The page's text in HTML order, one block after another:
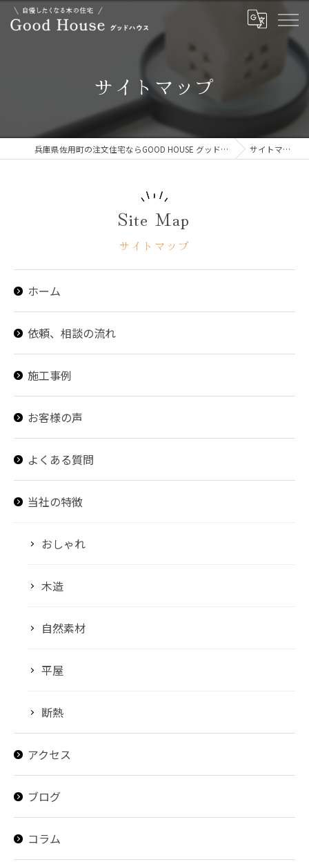
サイトマップ
兵庫県佐用町の注文住宅ならGOOD HOUSE グッドハウス サイトマップ
サイトマップ
Site Map
ホーム
依頼、相談の流れ
施工事例
お客様の声
よくある質問
当社の特徴
おしゃれ
木造
自然素材
平屋
断熱
アクセス
ブログ
コラム